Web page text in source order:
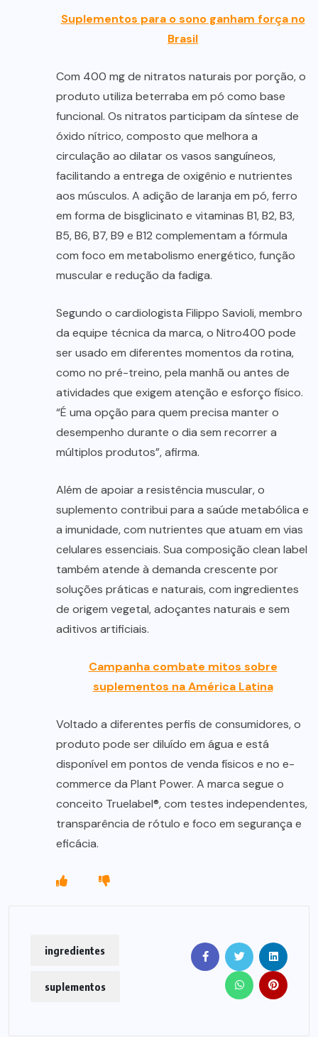
Suplementos para o sono ganham força no
Brasil
Com 400 mg de nitratos naturais por porção, o
produto utiliza beterraba em pó como base
funcional. Os nitratos participam da síntese de
óxido nítrico, composto que melhora a
circulação ao dilatar os vasos sanguíneos,
facilitando a entrega de oxigênio e nutrientes
aos músculos. A adição de laranja em pó, ferro
em forma de bisglicinato e vitaminas B1, B2, B3,
B5, B6, B7, B9 e B12 complementam a fórmula
com foco em metabolismo energético, função
muscular e redução da fadiga.
Segundo o cardiologista Filippo Savioli, membro
da equipe técnica da marca, o Nitro400 pode
ser usado em diferentes momentos da rotina,
como no pré-treino, pela manhã ou antes de
atividades que exigem atenção e esforço físico.
“É uma opção para quem precisa manter o
desempenho durante o dia sem recorrer a
múltiplos produtos”, afirma.
Além de apoiar a resistência muscular, o
suplemento contribui para a saúde metabólica e
a imunidade, com nutrientes que atuam em vias
celulares essenciais. Sua composição clean label
também atende à demanda crescente por
soluções práticas e naturais, com ingredientes
de origem vegetal, adoçantes naturais e sem
aditivos artificiais.
Campanha combate mitos sobre
suplementos na América Latina
Voltado a diferentes perfis de consumidores, o
produto pode ser diluído em água e está
disponível em pontos de venda físicos e no e-
commerce da Plant Power. A marca segue o
conceito Truelabel®, com testes independentes,
transparência de rótulo e foco em segurança e
eficácia.
ingredientes
suplementos